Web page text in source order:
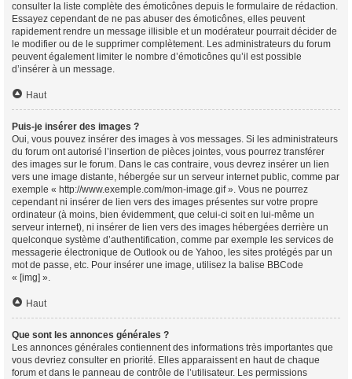
consulter la liste complète des émoticônes depuis le formulaire de rédaction.
Essayez cependant de ne pas abuser des émoticônes, elles peuvent
rapidement rendre un message illisible et un modérateur pourrait décider de
le modifier ou de le supprimer complètement. Les administrateurs du forum
peuvent également limiter le nombre d’émoticônes qu’il est possible
d’insérer à un message.
Haut
Puis-je insérer des images ?
Oui, vous pouvez insérer des images à vos messages. Si les administrateurs
du forum ont autorisé l’insertion de pièces jointes, vous pourrez transférer
des images sur le forum. Dans le cas contraire, vous devrez insérer un lien
vers une image distante, hébergée sur un serveur internet public, comme par
exemple « http://www.exemple.com/mon-image.gif ». Vous ne pourrez
cependant ni insérer de lien vers des images présentes sur votre propre
ordinateur (à moins, bien évidemment, que celui-ci soit en lui-même un
serveur internet), ni insérer de lien vers des images hébergées derrière un
quelconque système d’authentification, comme par exemple les services de
messagerie électronique de Outlook ou de Yahoo, les sites protégés par un
mot de passe, etc. Pour insérer une image, utilisez la balise BBCode
« [img] ».
Haut
Que sont les annonces générales ?
Les annonces générales contiennent des informations très importantes que
vous devriez consulter en priorité. Elles apparaissent en haut de chaque
forum et dans le panneau de contrôle de l’utilisateur. Les permissions